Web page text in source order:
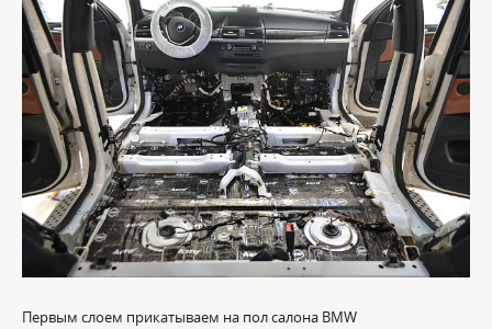
Первым слоем прикатываем на пол салона BMW